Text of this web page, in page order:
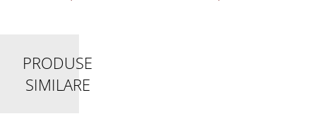
cm, gri, finisaj mat
cm, gri inchis, finisaj mat
PRODUSE
SIMILARE